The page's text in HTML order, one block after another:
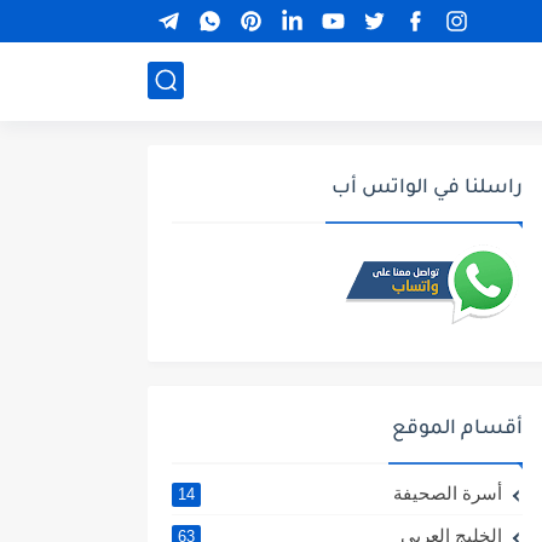
راسلنا في الواتس أب
أقسام الموقع
أسرة الصحيفة 14
الخليج العربي 63